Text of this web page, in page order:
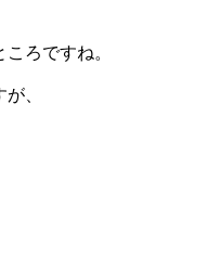
ろですね。
、